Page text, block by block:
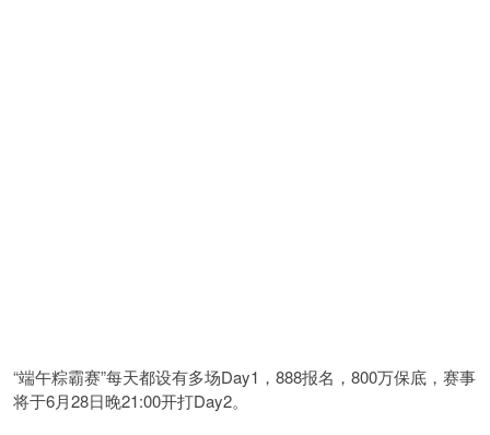
“端午粽霸赛”每天都设有多场Day1，888报名，800万保底，赛事
将于6月28日晚21:00开打Day2。